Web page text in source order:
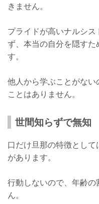
きません。
プライドが高いナルシ
ず、本当の自分を隠す
す。
他人から学ぶことがな
ことはありません。
世間知らずで無知
口だけ旦那の特徴とし
があります。
行動しないので、年齢
ん。